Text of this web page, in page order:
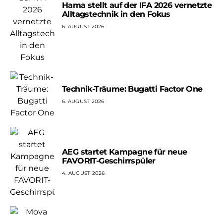
Hama stellt auf der IFA 2026 vernetzte
Alltagstechnik in den Fokus
6. AUGUST 2026
Technik-Träume: Bugatti Factor One
6. AUGUST 2026
AEG startet Kampagne für neue
FAVORIT-Geschirrspüler
4. AUGUST 2026